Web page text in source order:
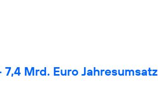
Mrd. Euro Jahresumsatz